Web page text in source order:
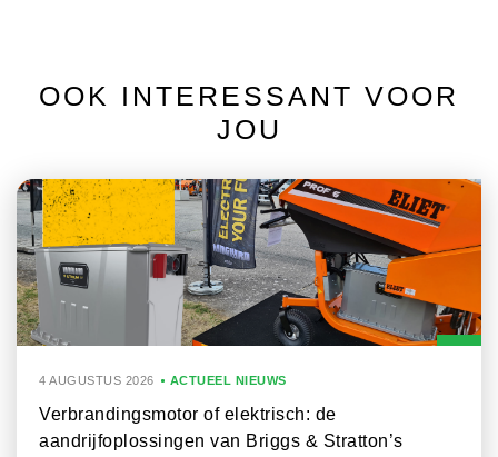
OOK INTERESSANT VOOR
JOU
4 AUGUSTUS 2026 ACTUEEL NIEUWS
Verbrandingsmotor of elektrisch: de
aandrijfoplossingen van Briggs & Stratton’s